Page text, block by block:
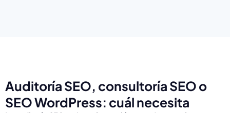
Auditoría SEO, consultoría SEO o
SEO WordPress: cuál necesita